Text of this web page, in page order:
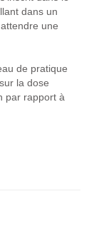
dans un
une
de pratique
la dose
par rapport à